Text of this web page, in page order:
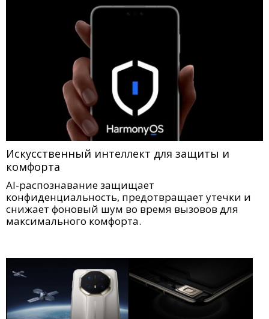
Искусственный интеллект для защиты и
комфорта
AI-распознавание защищает
конфиденциальность, предотвращает утечки и
снижает фоновый шум во время вызовов для
максимального комфорта.